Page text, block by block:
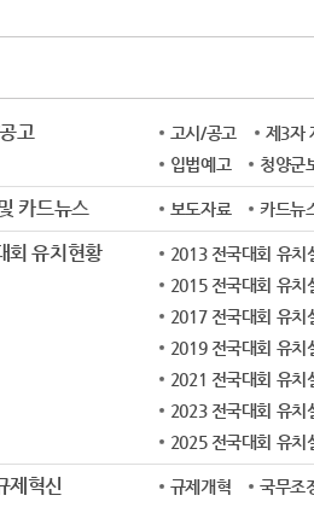
고 고시/공고 제3자
입법예고
청양군
카드뉴스 보도자료 카드뉴
회 유치현황 2013 전국대회 유치
2015 전국대회 유치
2017 전국대회 유치
2019 전국대회 유치
2021 전국대회 유치
2023 전국대회 유치
2025 전국대회 유치
제혁신 규제개혁 국무조